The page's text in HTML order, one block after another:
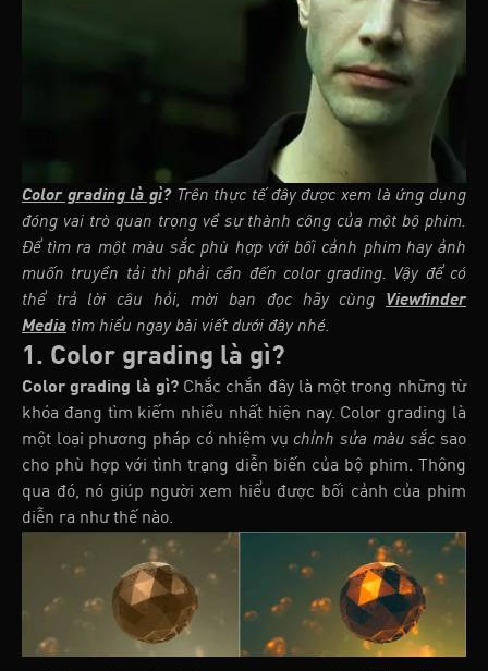
Color grading là gì? Trên thực tế đây được xem là ứng dụng
đóng vai trò quan trọng về sự thành công của một bộ phim.
Để tìm ra một màu sắc phù hợp với bối cảnh phim hay ảnh
muốn truyền tải thì phải cần đến color grading. Vậy để có
thể trả lời câu hỏi, mời bạn đọc hãy cùng Viewfinder
Media tìm hiểu ngay bài viết dưới đây nhé.
1. Color grading là gì?
Color grading là gì?Chắc chắn đây là một trong những từ
khóa đang tìm kiếm nhiều nhất hiện nay. Color grading là
một loại phương pháp có nhiệm vụ chỉnh sửa màu sắc sao
cho phù hợp với tình trạng diễn biến của bộ phim. Thông
qua đó, nó giúp người xem hiểu được bối cảnh của phim
diễn ra như thế nào.